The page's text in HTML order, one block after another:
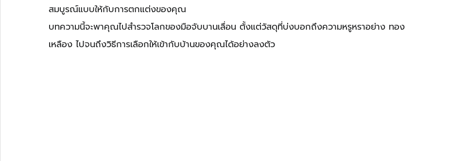
สมบูรณ์แบบให้กับการตกแต่งของคุณ
บทความนี้จะพาคุณไปสำรวจโลกของมือจับบานเลื่อน ตั้งแต่วัสดุที่บ่งบอกถึงความหรูหราอย่าง ทอง
เหลือง ไปจนถึงวิธีการเลือกให้เข้ากับบ้านของคุณได้อย่างลงตัว